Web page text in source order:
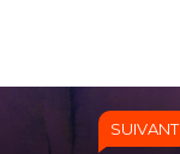
SUIVANT